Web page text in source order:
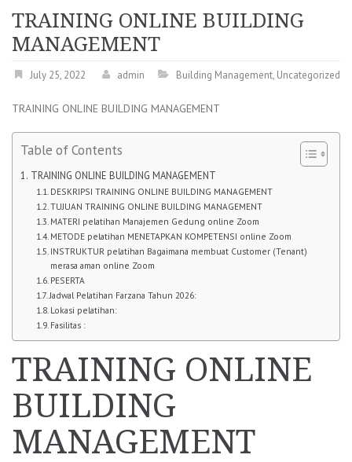
TRAINING ONLINE BUILDING
MANAGEMENT
July 25, 2022 admin Building Management, Uncategorized
TRAINING ONLINE BUILDING MANAGEMENT
Table of Contents
TRAINING ONLINE BUILDING MANAGEMENT
DESKRIPSI TRAINING ONLINE BUILDING MANAGEMENT
TUJUAN TRAINING ONLINE BUILDING MANAGEMENT
MATERI pelatihan Manajemen Gedung online Zoom
METODE pelatihan MENETAPKAN KOMPETENSI online Zoom
INSTRUKTUR pelatihan Bagaimana membuat Customer (Tenant)
merasa aman online Zoom
PESERTA
Jadwal Pelatihan Farzana Tahun 2026:
Lokasi pelatihan:
Fasilitas :
TRAINING ONLINE
BUILDING
MANAGEMENT